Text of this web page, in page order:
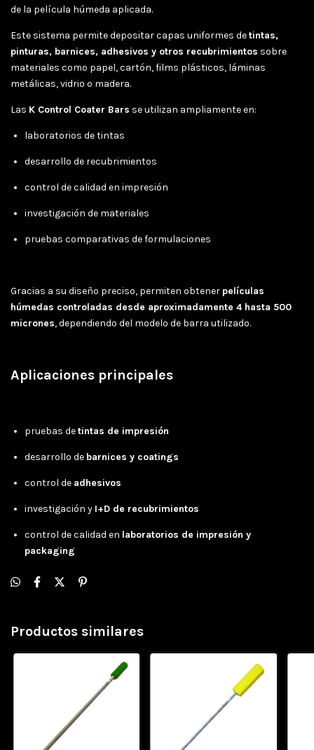
de la película húmeda aplicada.
Este sistema permite depositar capas uniformes detintas,
pinturas, barnices, adhesivos y otros recubrimientos sobre
materiales como papel, cartón, films plásticos, láminas
metálicas, vidrio o madera.
Las K Control Coater Bars se utilizan ampliamente en:
laboratorios de tintas
desarrollo de recubrimientos
control de calidad en impresión
investigación de materiales
pruebas comparativas de formulaciones
Gracias a su diseño preciso, permiten obtener películas
húmedas controladas desde aproximadamente 4 hasta 500
micrones, dependiendo del modelo de barra utilizado.
Aplicaciones principales
pruebas detintas de impresión
desarrollo de barnices y coatings
control de adhesivos
investigación y I+D de recubrimientos
control de calidad en laboratorios de impresión y
packaging
Productos similares